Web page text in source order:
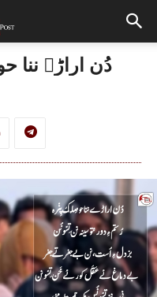
دُن اراڑے